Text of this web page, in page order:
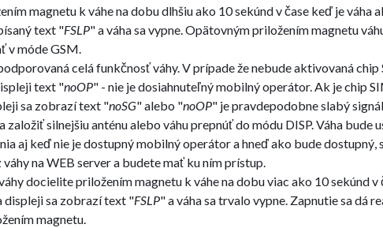
magnetu k váhe na dobu dlhšiu ako 10 sekúnd v čase keď je váha
text "FSLP" a váha sa vypne. Opätovným priložením magnetu
v móde GSM.
celá funkčnosť váhy. V prípade že nebude aktivovaná chip
text "noOP" - nie je dosiahnuteľný mobilný operátor. Ak je chip
sa zobrazí text "noSG" alebo "noOP" je pravdepodobne slabý
založiť silnejšiu anténu alebo váhu prepnúť do módu DISP. Váha bude
aj keď nie je dostupný mobilný operátor a hneď ako bude dostupný,
váhy na WEB server a budete mať ku ním prístup.
docielite priložením magnetu k váhe na dobu viac ako 10 sekúnd v
displeji sa zobrazí text "FSLP" a váha sa trvalo vypne. Zapnutie sa dá
magnetu.